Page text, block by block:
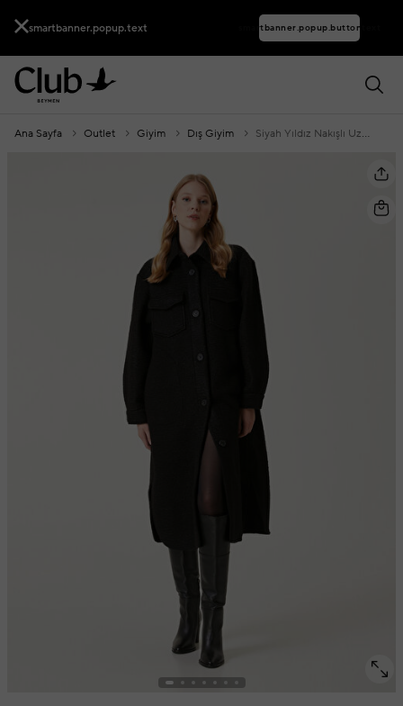
smartbanner.popup.text smartbanner.popup.buttontext
Ana Sayfa Outlet Giyim Dış Giyim Siyah Yıldız Nakışlı Uzun Dış Gömlek